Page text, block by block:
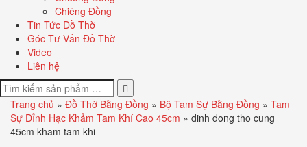
Chiêng Đồng
Tin Tức Đồ Thờ
Góc Tư Vấn Đồ Thờ
Video
Liên hệ
Trang chủ » Đồ Thờ Bằng Đồng » Bộ Tam Sự Bằng Đồng » Tam
Sự Đỉnh Hạc Khảm Tam Khí Cao 45cm » dinh dong tho cung
45cm kham tam khi